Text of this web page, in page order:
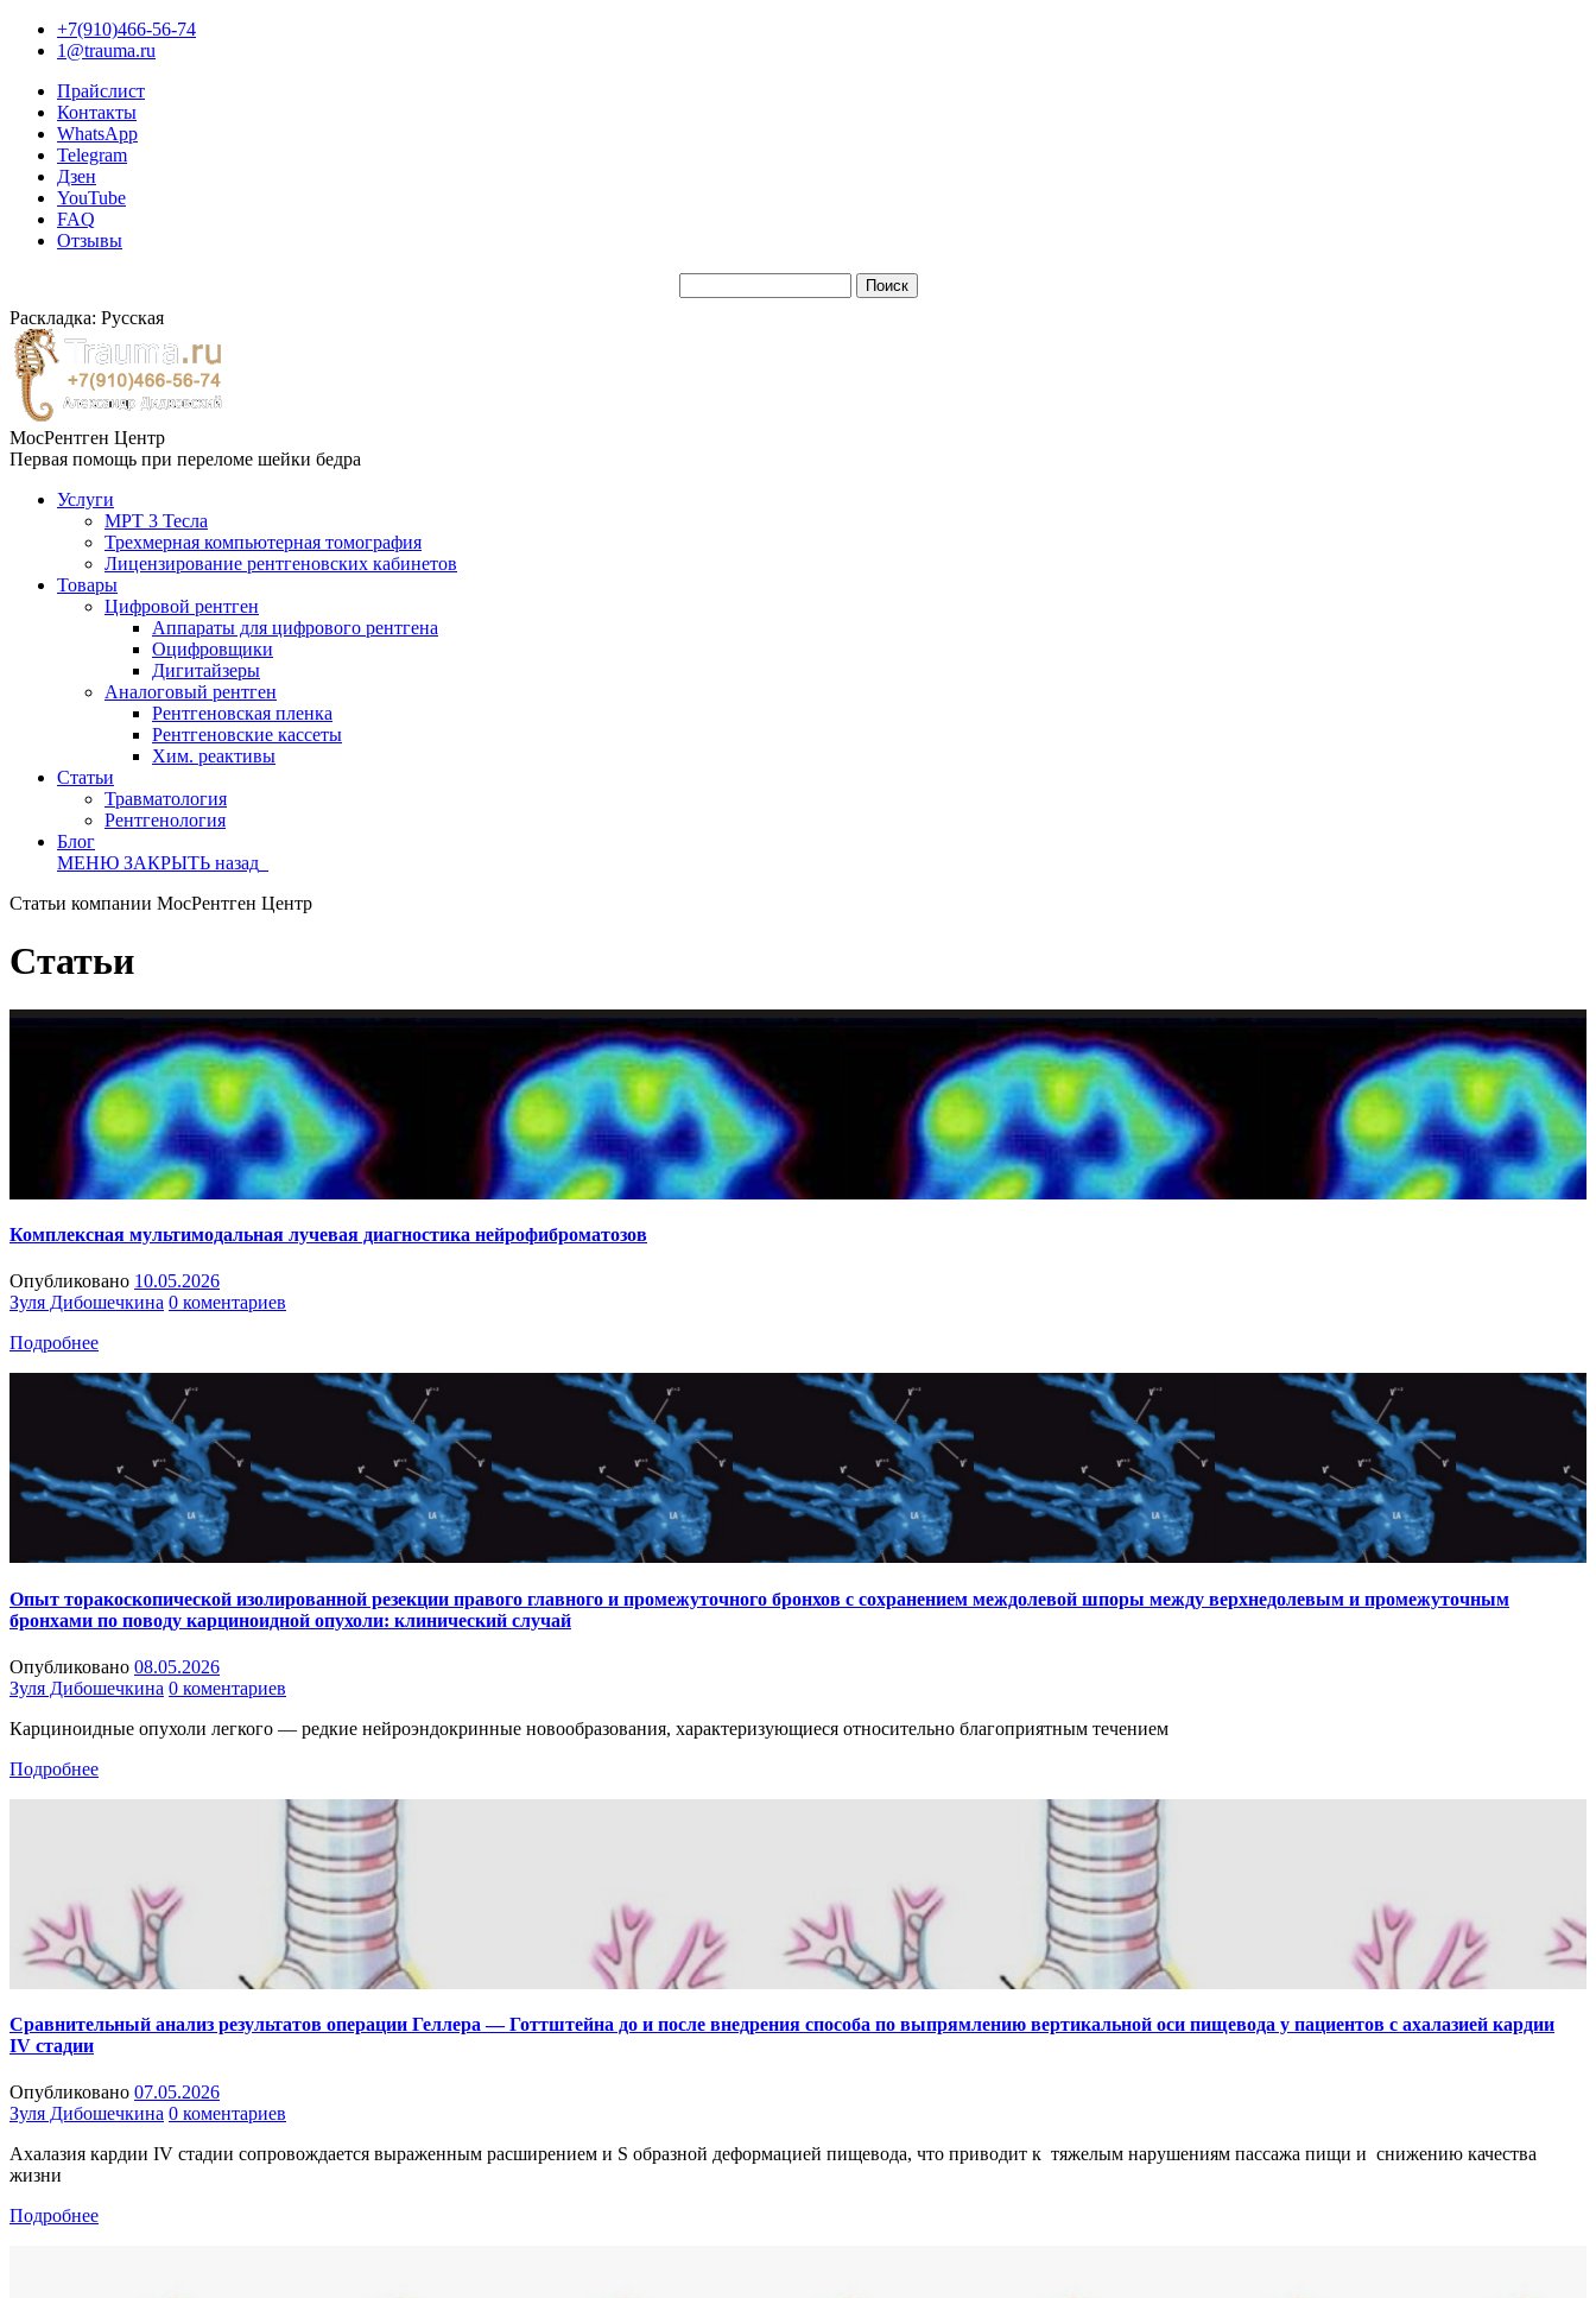
+7(910)466-56-74
1@trauma.ru
Прайслист
Контакты
WhatsApp
Telegram
Дзен
YouTube
FAQ
Отзывы
Раскладка: Русская
МосРентген Центр
Первая помощь при переломе шейки бедра
Услуги
МРТ 3 Тесла
Трехмерная компьютерная томография
Лицензирование рентгеновских кабинетов
Товары
Цифровой рентген
Аппараты для цифрового рентгена
Оцифровщики
Дигитайзеры
Аналоговый рентген
Рентгеновская пленка
Рентгеновские кассеты
Хим. реактивы
Статьи
Травматология
Рентгенология
Блог
МЕНЮ ЗАКРЫТЬ назад
Статьи компании МосРентген Центр
Статьи
Комплексная мультимодальная лучевая диагностика нейрофиброматозов
Опубликовано 10.05.2026
Зуля Дибошечкина 0 коментариев
Подробнее
Опыт торакоскопической изолированной резекции правого главного и промежуточного бронхов с сохранением междолевой шпоры между верхнедолевым и промежуточным
бронхами по поводу карциноидной опухоли: клинический случай
Опубликовано 08.05.2026
Зуля Дибошечкина 0 коментариев
Карциноидные опухоли легкого — редкие нейроэндокринные новообразования, характеризующиеся относительно благоприятным течением
Подробнее
Сравнительный анализ результатов операции Геллера — Готтштейна до и после внедрения способа по выпрямлению вертикальной оси пищевода у пациентов с ахалазией кардии
IV стадии
Опубликовано 07.05.2026
Зуля Дибошечкина 0 коментариев
Ахалазия кардии IV стадии сопровождается выраженным расширением и S образной деформацией пищевода, что приводит к тяжелым нарушениям пассажа пищи и снижению качества
жизни
Подробнее